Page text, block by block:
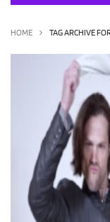
OLHA
HOME TAG ARCHIVE